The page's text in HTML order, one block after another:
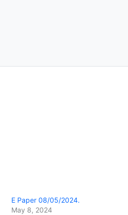
E Paper 08/05/2024.
May 8, 2024